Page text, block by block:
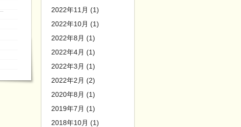
2022年11月 (1)
2022年10月 (1)
2022年8月 (1)
2022年4月 (1)
2022年3月 (1)
2022年2月 (2)
2020年8月 (1)
2019年7月 (1)
2018年10月 (1)